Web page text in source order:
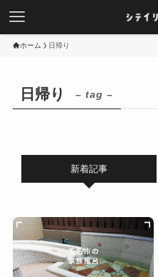
ホーム 日帰り
日帰り – tag –
新着記事